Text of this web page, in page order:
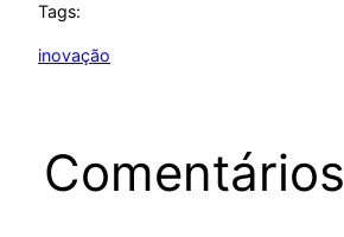
Tags:
inovação
Comentários